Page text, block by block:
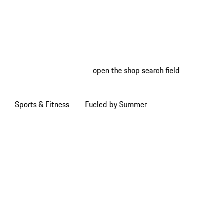
open the shop search field
Sports & Fitness Fueled by Summer